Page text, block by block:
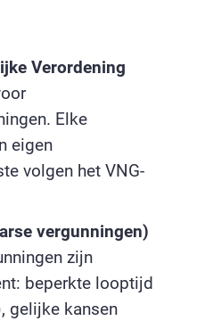
Verordening
Elke
eigen
volgen het VNG-
vergunningen)
zijn
beperkte looptijd
gelijke kansen